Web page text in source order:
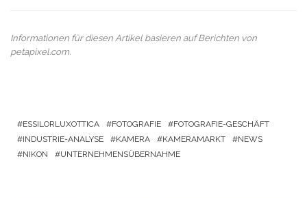
Informationen für diesen Artikel basieren auf Berichten von
petapixel.com.
ESSILORLUXOTTICA FOTOGRAFIE
FOTOGRAFIE-GESCHÄFT
INDUSTRIE-ANALYSE
KAMERA KAMERAMARKT
NEWS
NIKON
UNTERNEHMENSÜBERNAHME